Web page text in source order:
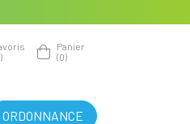
Panier
(0)
ORDONNANCE